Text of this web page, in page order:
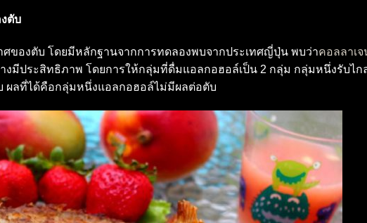
ตับ
ศของตับ โดยมีหลักฐานจากการทดลองพบจากประเทศญี่ปุ่น พบว่าคอลลาเจ
งมีประสิทธิภาพ โดยการให้กลุ่มที่ดื่มแอลกอฮอล์เป็น 2 กลุ่ม กลุ่มหนึ่งรับไก
ผลที่ได้คือกลุ่มหนึ่งแอลกอฮอล์ไม่มีผลต่อตับ